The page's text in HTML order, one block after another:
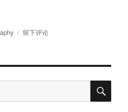
据加密(2)”
于
式
的
据
留下评论
搜